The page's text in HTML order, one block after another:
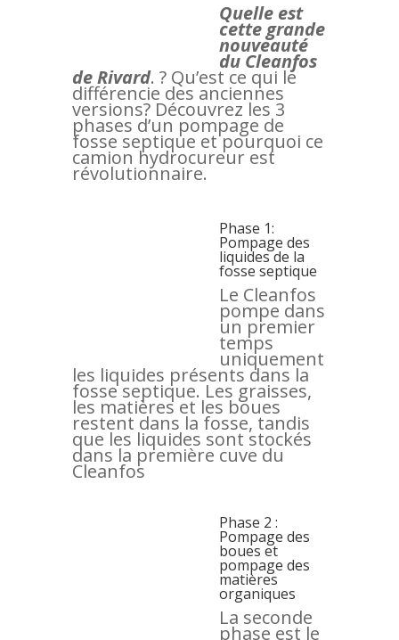
Quelle est
cette grande
nouveauté
du Cleanfos
de Rivard. ? Qu’est ce qui le
différencie des anciennes
versions? Découvrez les 3
phases d’un pompage de
fosse septique et pourquoi ce
camion hydrocureur est
révolutionnaire.
Phase 1:
Pompage des
liquides de la
fosse septique
Le Cleanfos
pompe dans
un premier
temps
uniquement
les liquides présents dans la
fosse septique. Les graisses,
les matières et les boues
restent dans la fosse, tandis
que les liquides sont stockés
dans la première cuve du
Cleanfos
Phase 2 :
Pompage des
boues et
pompage des
matières
organiques
La seconde
phase est le